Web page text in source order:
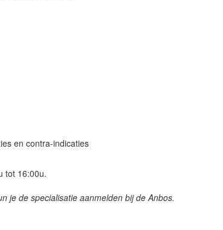
en contra-indicaties
tot 16:00u.
je de specialisatie aanmelden bij de Anbos.